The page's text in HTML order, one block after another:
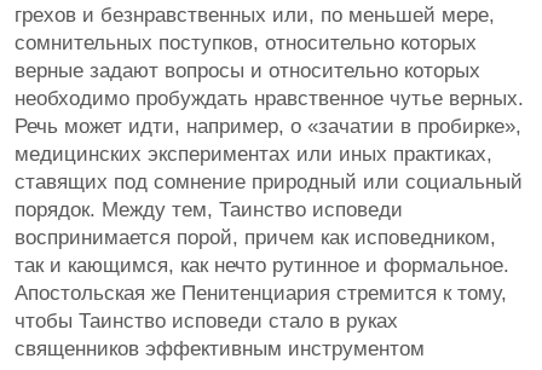
грехов и безнравственных или, по меньшей мере,
сомнительных поступков, относительно которых
верные задают вопросы и относительно которых
необходимо пробуждать нравственное чутье верных.
Речь может идти, например, о «зачатии в пробирке»,
медицинских экспериментах или иных практиках,
ставящих под сомнение природный или социальный
порядок. Между тем, Таинство исповеди
воспринимается порой, причем как исповедником,
так и кающимся, как нечто рутинное и формальное.
Апостольская же Пенитенциария стремится к тому,
чтобы Таинство исповеди стало в руках
священников эффективным инструментом